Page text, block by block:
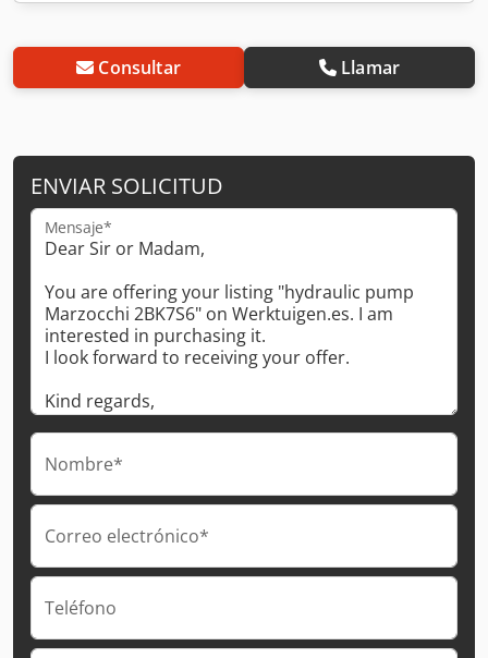
Consultar Llamar
ENVIAR SOLICITUD
Mensaje*
Nombre*
Correo electrónico*
Teléfono